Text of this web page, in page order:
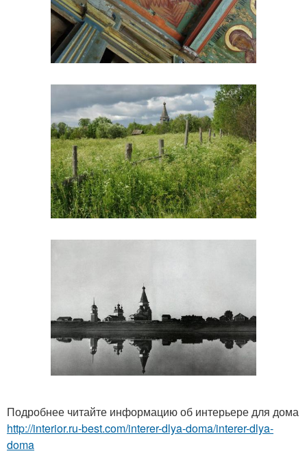
Подробнее читайте информацию об интерьере для дома
http://interior.ru-best.com/interer-dlya-doma/interer-dlya-
doma